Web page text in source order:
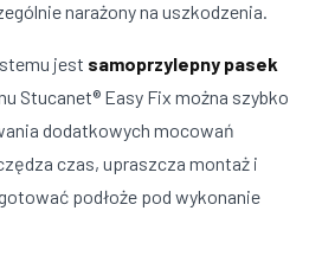
narażony na uszkodzenia.
jest samoprzylepny pasek
Stucanet® Easy Fix można szybko
dodatkowych mocowań
czas, upraszcza montaż i
podłoże pod wykonanie